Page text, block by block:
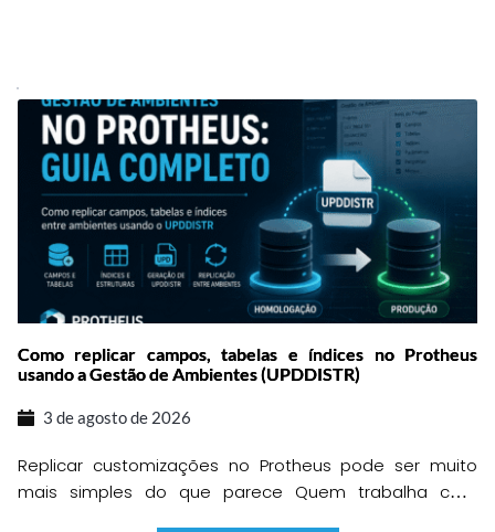
Como replicar campos, tabelas e índices no Protheus
usando a Gestão de Ambientes (UPDDISTR)
3 de agosto de 2026
Replicar customizações no Protheus pode ser muito
mais simples do que parece Quem trabalha com